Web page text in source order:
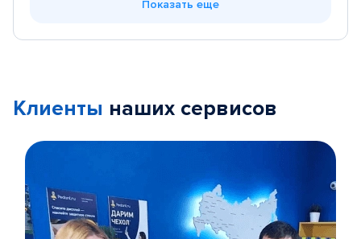
Показать еще
Клиенты наших сервисов